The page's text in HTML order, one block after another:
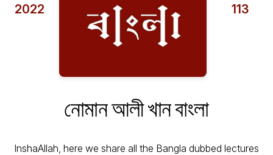
2022 113
নোমান আলী খান বাংলা
InshaAllah, here we share all the Bangla dubbed lectures